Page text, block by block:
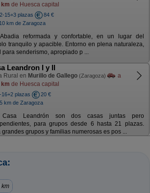
km de Huesca capital
15+3 plazas
84 €
km de Zaragoza
Abadia reformada y confortable, en un lugar del
tranquilo y apacible. Entorno en plena naturaleza,
para senderismo, apropiado p ...
Leandron I y II
Rural en Murillo de Gallego (Zaragoza)
a
km de Huesca capital
16+2 plazas
20 €
km de Zaragoza
Casa Leandrón son dos casas juntas pero
para grupos desde 6 hasta 21 plazas.
grandes grupos y familias numerosas es pos ...
km